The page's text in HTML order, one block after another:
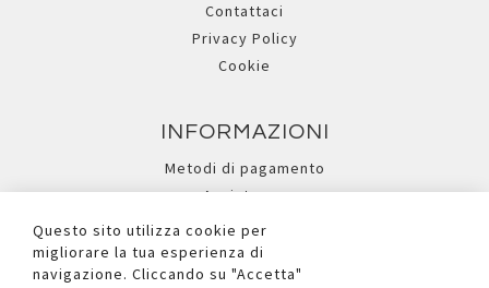
Contattaci
Privacy Policy
Cookie
INFORMAZIONI
Metodi di pagamento
Assistenza
Ricerca avanzata
Questo sito utilizza cookie per
migliorare la tua esperienza di
navigazione. Cliccando su "Accetta"